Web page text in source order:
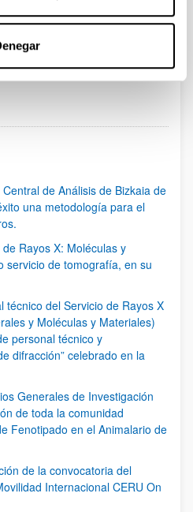
Páginas intermedias Use
de Análisis de Bizkaia de
una metodología para el
Rayos X: Moléculas y
servicio de tomografía, en su
técnico del Servicio de Rayos X
y Moléculas y Materiales)
personal técnico y
difracción” celebrado en la
Generales de Investigación
de toda la comunidad
Fenotipado en el Animalario de
de la convocatoria del
Internacional CERU On